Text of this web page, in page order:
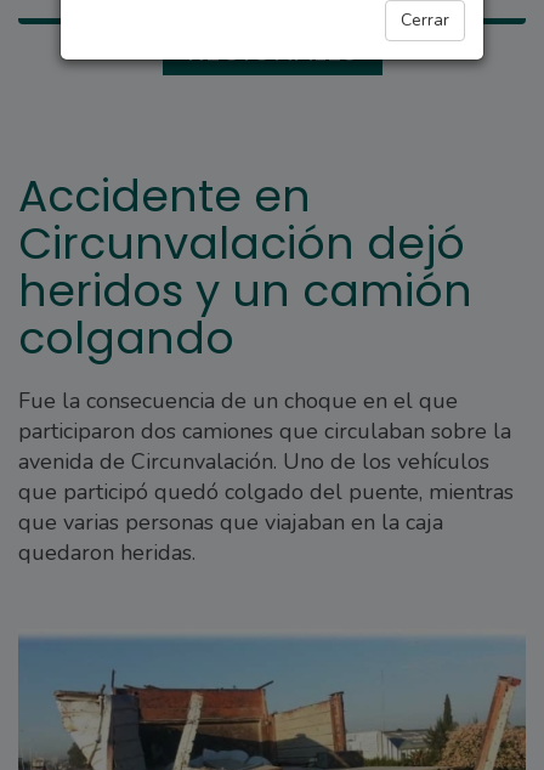
Cerrar
REGIONALES
Accidente en
Circunvalación dejó
heridos y un camión
colgando
Fue la consecuencia de un choque en el que
participaron dos camiones que circulaban sobre la
avenida de Circunvalación. Uno de los vehículos
que participó quedó colgado del puente, mientras
que varias personas que viajaban en la caja
quedaron heridas.